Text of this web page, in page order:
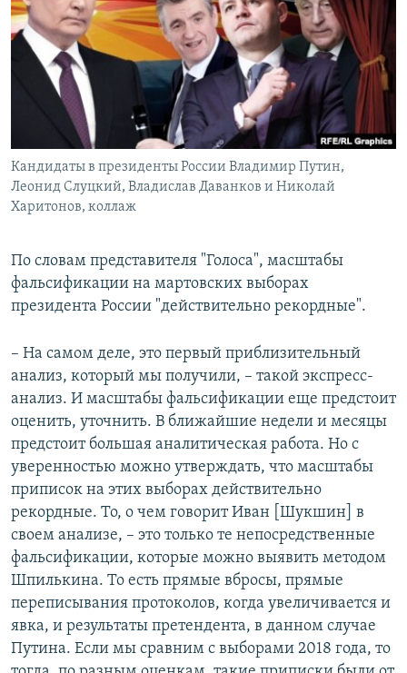
Кандидаты в президенты России Владимир Путин,
Леонид Слуцкий, Владислав Даванков и Николай
Харитонов, коллаж
По словам представителя "Голоса", масштабы
фальсификации на мартовских выборах
президента России "действительно рекордные".
– На самом деле, это первый приблизительный
анализ, который мы получили, – такой экспресс-
анализ. И масштабы фальсификации еще предстоит
оценить, уточнить. В ближайшие недели и месяцы
предстоит большая аналитическая работа. Но с
уверенностью можно утверждать, что масштабы
приписок на этих выборах действительно
рекордные. То, о чем говорит Иван [Шукшин] в
своем анализе, – это только те непосредственные
фальсификации, которые можно выявить методом
Шпилькина. То есть прямые вбросы, прямые
переписывания протоколов, когда увеличивается и
явка, и результаты претендента, в данном случае
Путина. Если мы сравним с выборами 2018 года, то